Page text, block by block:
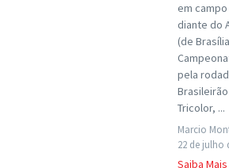
em
diante do
(de
pela
Tricolor, ...
Marcio
22 de julho
Saiba Mais